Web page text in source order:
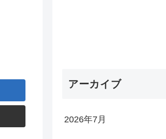
アーカイブ
2026年7月